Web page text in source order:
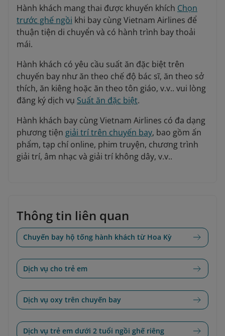
Hành khách mang thai được khuyến khích Chọn
trước ghế ngồi khi bay cùng Vietnam Airlines để
thuận tiện di chuyển và có hành trình bay thoải
mái.
Hành khách có yêu cầu suất ăn đặc biệt trên
chuyến bay như ăn theo chế độ bác sĩ, ăn theo sở
thích, ăn kiêng hoặc ăn theo tôn giáo, v.v.. vui lòng
đăng ký dịch vụ Suất ăn đặc biệt.
Hành khách bay cùng Vietnam Airlines có đa dạng
phương tiện giải trí trên chuyến bay, bao gồm ấn
phẩm, tạp chí online, phim truyện, chương trình
giải trí, âm nhạc và giải trí không dây, v.v..
Thông tin liên quan
Chuyến bay hộ tống hành khách từ Hoa Kỳ
Dịch vụ cho trẻ em
Dịch vụ oxy trên chuyến bay
Dịch vụ trẻ em dưới 2 tuổi ngồi ghế riêng